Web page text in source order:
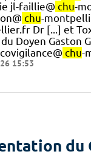
jl-faillie@ chu-
chu-
Dr [...] et
Doyen Gaston
chu-
15:53
du